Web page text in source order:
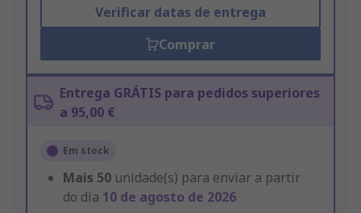
Verificar datas de entrega
Comprar
Entrega GRÁTIS para pedidos superiores
a 95,00 €
Em stock
Mais 50 unidade(s) para enviar a partir
do dia 10 de agosto de 2026